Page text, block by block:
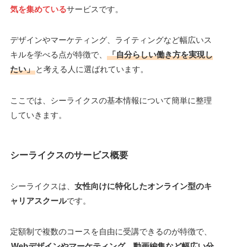
気を集めているサービスです。
デザインやマーケティング、ライティングなど幅広いス
キルを学べる点が特徴で、
「自分らしい働き方を実現し
たい」 と考える人に選ばれています。
ここでは、シーライクスの基本情報について簡単に整理
していきます。
シーライクスのサービス概要
シーライクスは、 女性向けに特化したオンライン型のキ
ャリアスクールです。
定額制で複数のコースを自由に受講できるのが特徴で、